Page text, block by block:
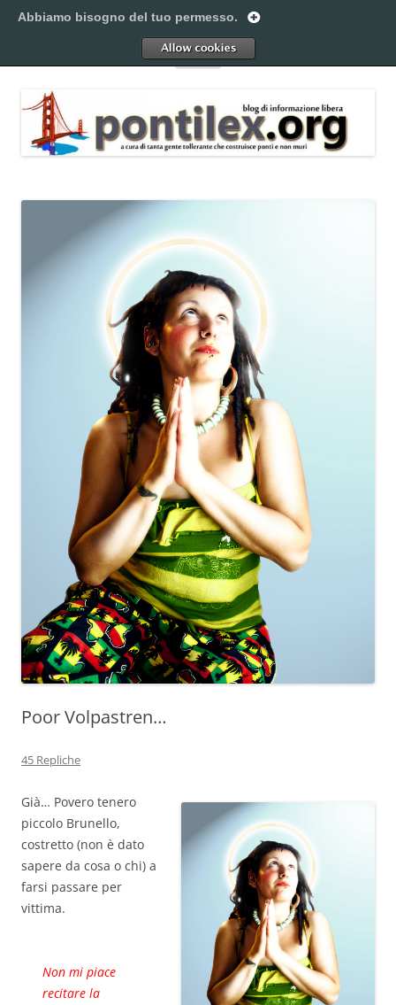
al
Pontilex
Menu
Poor Volpastren…
45 Repliche
Già… Povero tenero
piccolo Brunello,
costretto (non è dato
sapere da cosa o chi) a
farsi passare per
vittima.
Non mi piace
recitare la
Abbiamo bisogno del tuo permesso.